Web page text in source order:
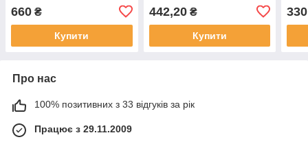
660 ₴
Купити
442,20₴
Купити
330
Про нас
100% позитивних з 33 відгуків за рік
Працює з 29.11.2009